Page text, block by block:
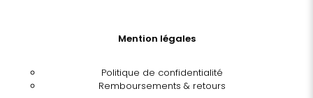
Mention légales
Politique de confidentialité
Remboursements & retours